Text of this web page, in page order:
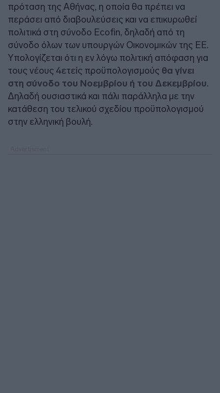
πρόταση της Αθήνας, η οποία θα πρέπει να
περάσει από διαβουλεύσεις και να επικυρωθεί
πολιτικά στη σύνοδο Ecofin, δηλαδή από τη
σύνοδο όλων των υπουργών Οικονομικών της ΕΕ.
Υπολογίζεται ότι η εν λόγω πολιτική απόφαση για
τους νέους 4ετείς προϋπολογισμούς θα γίνει
στη σύνοδο του Νοεμβρίου ή του Δεκεμβρίου.
Δηλαδή ουσιαστικά και πάλι παράλληλα με την
κατάθεση του τελικού σχεδίου προϋπολογισμού
στην ελληνική βουλή.